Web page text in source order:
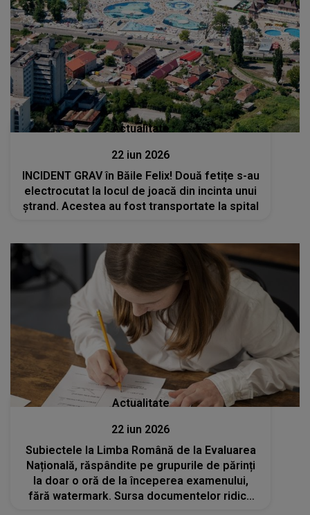
Actualitate
22 iun 2026
INCIDENT GRAV în Băile Felix! Două fetițe s-au
electrocutat la locul de joacă din incinta unui
ștrand. Acestea au fost transportate la spital
Actualitate
22 iun 2026
Subiectele la Limba Română de la Evaluarea
Națională, răspândite pe grupurile de părinți
la doar o oră de la începerea examenului,
fără watermark. Sursa documentelor ridică